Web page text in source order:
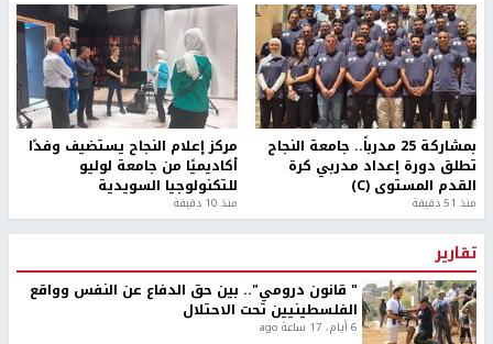
بمشاركة 25 مدرباً.. جامعة النجاح
تطلق دورة إعداد مدربي كرة
القدم المستوى (C)
منذ 51 دقيقة
مركز إعلام النجاح يستضيف وفدًا
أكاديميًا من جامعة لوليو
للتكنولوجيا السويدية
منذ 10 دقيقة
تقارير
" قانون درومي".. بين حق الدفاع عن النفس وواقع
الفلسطينيين تحت الاحتلال
6 أيام، 17 ساعة ago